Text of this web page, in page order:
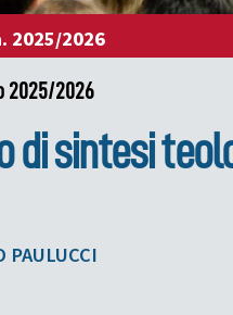
2025/2026
2025/2026
di sintesi
PAULUCCI